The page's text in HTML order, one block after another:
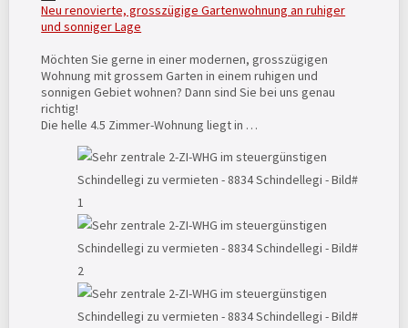
Neu renovierte, grosszügige Gartenwohnung an ruhiger
und sonniger Lage
Möchten Sie gerne in einer modernen, grosszügigen
Wohnung mit grossem Garten in einem ruhigen und
sonnigen Gebiet wohnen? Dann sind Sie bei uns genau
richtig!
Die helle 4.5 Zimmer-Wohnung liegt in …